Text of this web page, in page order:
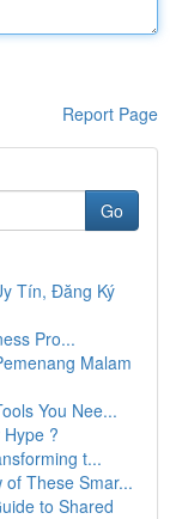
Report Page
Go
Tín, Đăng Ký
Pro...
Malam
You Nee...
?
t...
of These Smar...
to Shared